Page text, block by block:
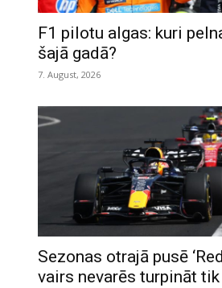
F1 pilotu algas: kuri
šajā gadā?
7. August, 2026
Sezonas otrajā pusē
vairs nevarēs turpināt